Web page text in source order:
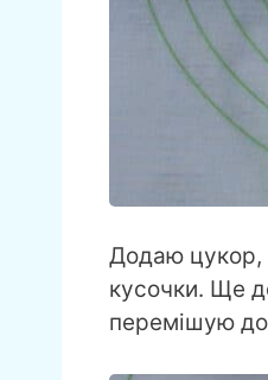
Додаю цукор,
кусочки. Ще
перемішую до